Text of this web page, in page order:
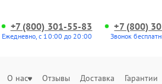
+7 (800) 301-55-83
Ежедневно, с 10:00 до 20:00
+7 (800)
Звонок
О нас Отзывы Доставка Гарантии